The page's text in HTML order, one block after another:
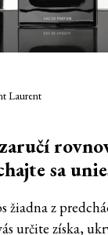
Laurent
sa
žiadna z
určite získa,